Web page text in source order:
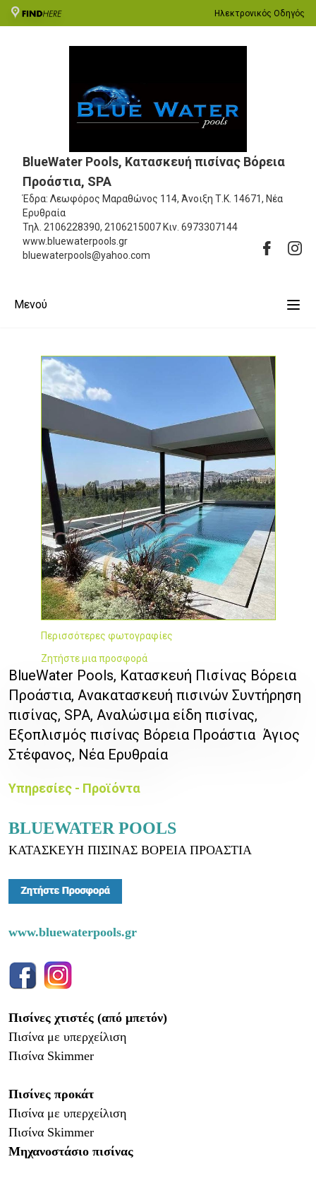
Ηλεκτρονικός Οδηγός
BlueWater Pools, Κατασκευή πισίνας Βόρεια
Προάστια, SPA
Έδρα: Λεωφόρος Μαραθώνος 114, Άνοιξη Τ.Κ. 14671, Νέα
Ερυθραία
Τηλ. 2106228390, 2106215007 Κιν. 6973307144
www.bluewaterpools.gr
bluewaterpools@yahoo.com
Μενού
Περισσότερες φωτογραφίες
Ζητήστε μια προσφορά
BlueWater Pools, Κατασκευή Πισίνας Βόρεια
Προάστια, Ανακατασκευή πισινών Συντήρηση
πισίνας, SPA, Αναλώσιμα είδη πισίνας,
Εξοπλισμός πισίνας Βόρεια Προάστια Άγιος
Στέφανος, Νέα Ερυθραία
Υπηρεσίες - Προϊόντα
BLUEWATER POOLS
ΚΑΤΑΣΚΕΥΗ ΠΙΣΙΝΑΣ ΒΟΡΕΙΑ ΠΡΟΑΣΤΙΑ
www.bluewaterpools.gr
Πισίνες χτιστές (από μπετόν)
Πισίνα με υπερχείλιση
Πισίνα Skimmer
Πισίνες προκάτ
Πισίνα με υπερχείλιση
Πισίνα Skimmer
Μηχανοστάσιο πισίνας